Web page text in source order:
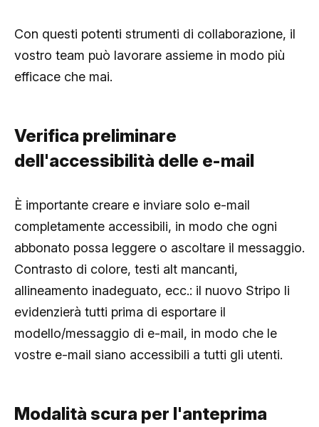
Con questi potenti strumenti di collaborazione, il
vostro team può lavorare assieme in modo più
efficace che mai.
Verifica preliminare
dell'accessibilità delle e-mail
È importante creare e inviare solo e-mail
completamente accessibili, in modo che ogni
abbonato possa leggere o ascoltare il messaggio.
Contrasto di colore, testi alt mancanti,
allineamento inadeguato, ecc.: il nuovo Stripo li
evidenzierà tutti prima di esportare il
modello/messaggio di e-mail, in modo che le
vostre e-mail siano accessibili a tutti gli utenti.
Modalità scura per l'anteprima